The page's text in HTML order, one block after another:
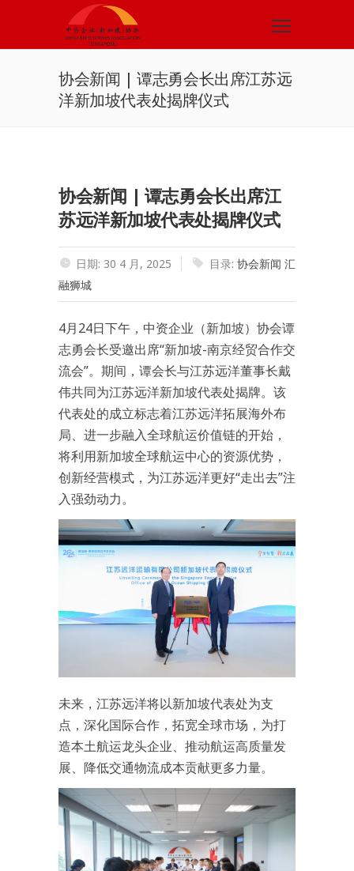
协会新闻 | 谭志勇会长出席江苏远
洋新加坡代表处揭牌仪式
协会新闻 | 谭志勇会长出席江
苏远洋新加坡代表处揭牌仪式
日期: 30 4 月, 2025 目录: 协会新闻 汇
融狮城
4月24日下午，中资企业（新加坡）协会谭
志勇会长受邀出席“新加坡-南京经贸合作交
流会”。期间，谭会长与江苏远洋董事长戴
伟共同为江苏远洋新加坡代表处揭牌。该
代表处的成立标志着江苏远洋拓展海外布
局、进一步融入全球航运价值链的开始，
将利用新加坡全球航运中心的资源优势，
创新经营模式，为江苏远洋更好“走出去”注
入强劲动力。
未来，江苏远洋将以新加坡代表处为支
点，深化国际合作，拓宽全球市场，为打
造本土航运龙头企业、推动航运高质量发
展、降低交通物流成本贡献更多力量。